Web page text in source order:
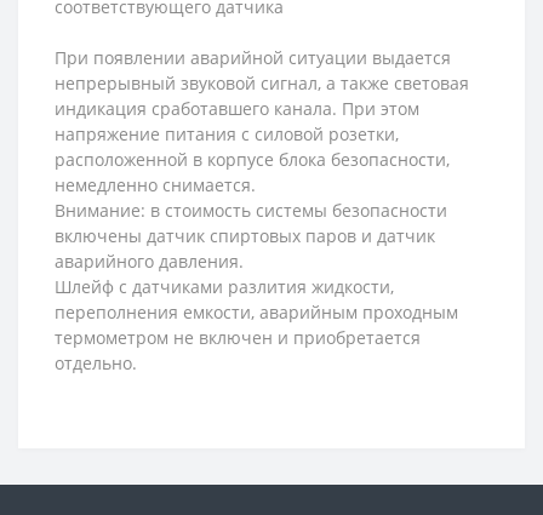
соответствующего датчика
При появлении аварийной ситуации выдается
непрерывный звуковой сигнал, а также световая
индикация сработавшего канала. При этом
напряжение питания с силовой розетки,
расположенной в корпусе блока безопасности,
немедленно снимается.
Внимание: в стоимость системы безопасности
включены датчик спиртовых паров и датчик
аварийного давления.
Шлейф с датчиками разлития жидкости,
переполнения емкости, аварийным проходным
термометром не включен и приобретается
отдельно.